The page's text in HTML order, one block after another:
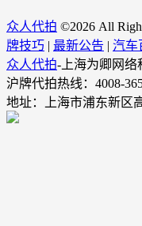
众人代拍 ©2026 All
牌技巧 | 最新公告 | 汽车
众人代拍-上海为卿网络
沪牌代拍热线：4008-
地址：上海市浦东新区